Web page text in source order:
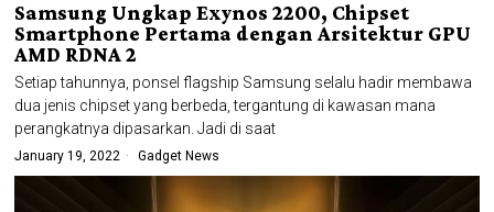
Samsung Ungkap Exynos 2200, Chipset
Smartphone Pertama dengan Arsitektur GPU
AMD RDNA 2
Setiap tahunnya, ponsel flagship Samsung selalu hadir membawa
dua jenis chipset yang berbeda, tergantung di kawasan mana
perangkatnya dipasarkan. Jadi di saat
January 19, 2022 Gadget News